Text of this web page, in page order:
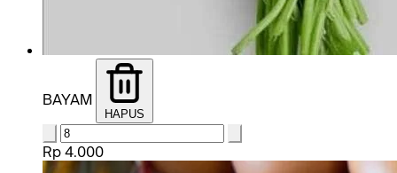
BAYAM
HAPUS
Rp 4.000